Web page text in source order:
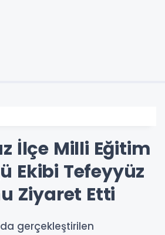
İlçe Milli Eğitim
Ekibi Tefeyyüz
Ziyaret Etti
gerçekleştirilen